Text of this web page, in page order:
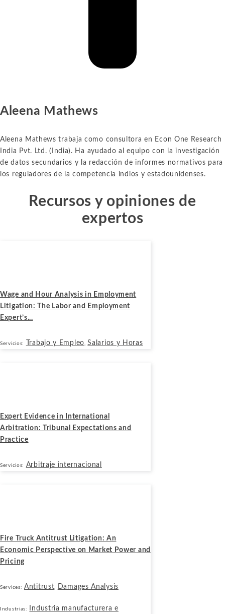
Aleena Mathews
Aleena Mathews trabaja como consultora en Econ One Research
India Pvt. Ltd. (India). Ha ayudado al equipo con la investigación
de datos secundarios y la redacción de informes normativos para
los reguladores de la competencia indios y estadounidenses.
Recursos y opiniones de
expertos
Wage and Hour Analysis in Employment
Litigation: The Labor and Employment
Expert’s...
Servicios: Trabajo y Empleo,Salarios y Horas
Expert Evidence in International
Arbitration: Tribunal Expectations and
Practice
Servicios: Arbitraje internacional
Fire Truck Antitrust Litigation: An
Economic Perspective on Market Power and
Pricing
Services: Antitrust Damages Analysis
Industrias:
Industria manufacturera e